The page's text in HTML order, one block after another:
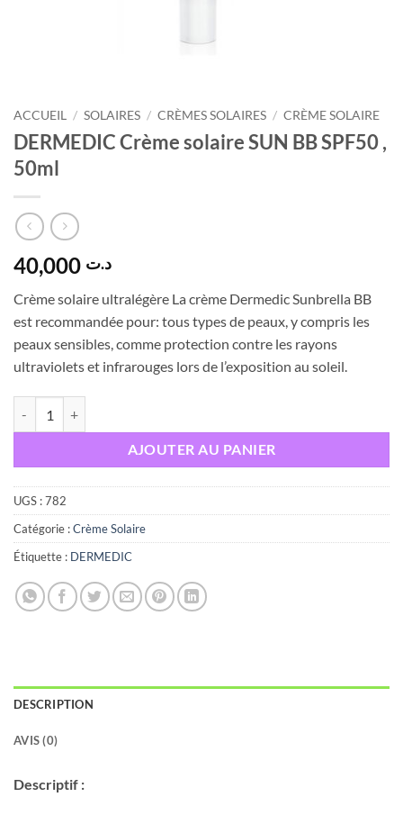
ACCUEIL / SOLAIRES / CRÈMES SOLAIRES / CRÈME SOLAIRE
DERMEDIC Crème solaire SUN BB SPF50 ,
50ml
د.ت
Crème solaire ultralégère La crème Dermedic Sunbrella BB
est recommandée pour: tous types de peaux, y compris les
peaux sensibles, comme protection contre les rayons
ultraviolets et infrarouges lors de l’exposition au soleil.
AJOUTER AU PANIER
UGS :782
Catégorie :Crème Solaire
Étiquette : DERMEDIC
DESCRIPTION
AVIS (0)
Descriptif :